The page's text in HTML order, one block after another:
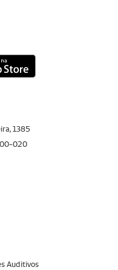
1385
020
Auditivos